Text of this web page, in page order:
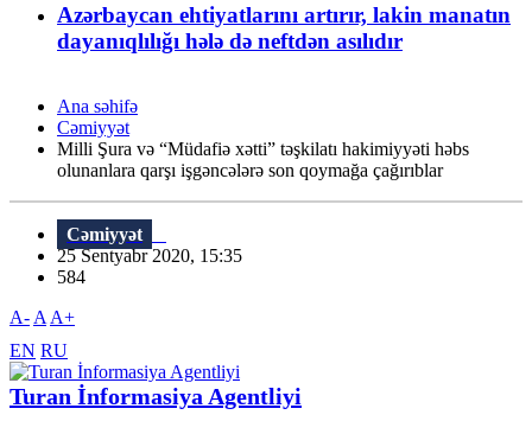
Azərbaycan ehtiyatlarını artırır, lakin manatın
dayanıqlılığı hələ də neftdən asılıdır
Ana səhifə
Cəmiyyət
Milli Şura və “Müdafiə xətti” təşkilatı hakimiyyəti həbs
olunanlara qarşı işgəncələrə son qoymağa çağırıblar
Cəmiyyət
25 Sentyabr 2020, 15:35
584
A- A A+
EN RU
Turan İnformasiya Agentliyi